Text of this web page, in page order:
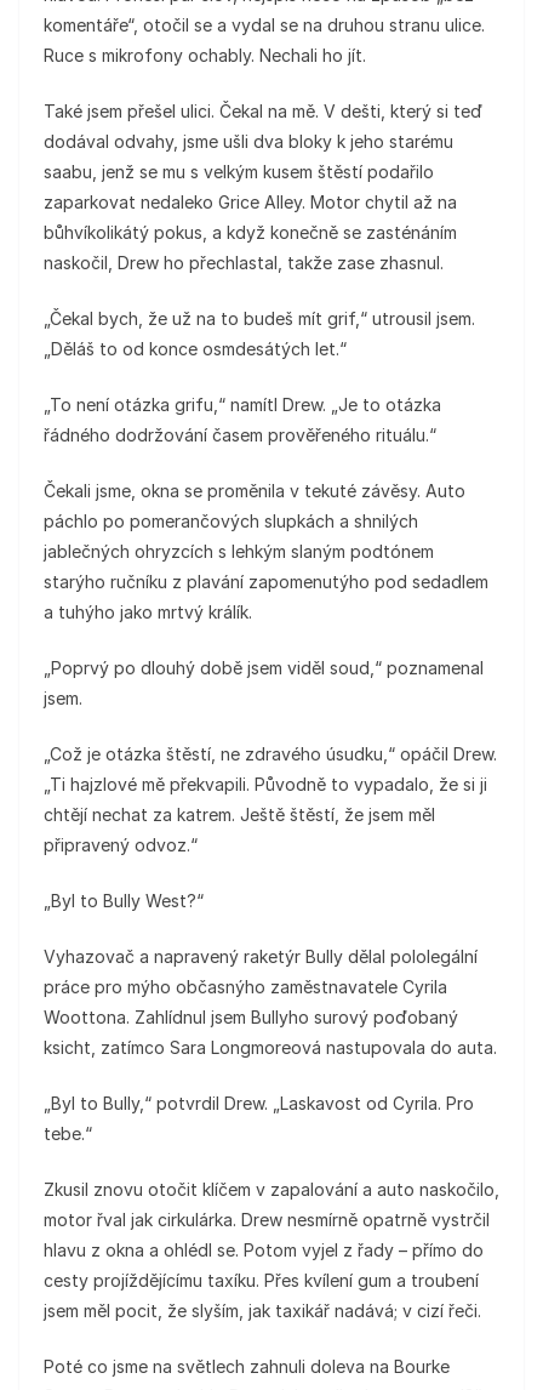
komentáře“, otočil se a vydal se na druhou stranu ulice.
Ruce s mikrofony ochably. Nechali ho jít.
Také jsem přešel ulici. Čekal na mě. V dešti, který si teď
dodával odvahy, jsme ušli dva bloky k jeho starému
saabu, jenž se mu s velkým kusem štěstí podařilo
zaparkovat nedaleko Grice Alley. Motor chytil až na
bůhvíkolikátý pokus, a když konečně se zasténáním
naskočil, Drew ho přechlastal, takže zase zhasnul.
„Čekal bych, že už na to budeš mít grif,“ utrousil jsem.
„Děláš to od konce osmdesátých let.“
„To není otázka grifu,“ namítl Drew. „Je to otázka
řádného dodržování časem prověřeného rituálu.“
Čekali jsme, okna se proměnila v tekuté závěsy. Auto
páchlo po pomerančových slupkách a shnilých
jablečných ohryzcích s lehkým slaným podtónem
starýho ručníku z plavání zapomenutýho pod sedadlem
a tuhýho jako mrtvý králík.
„Poprvý po dlouhý době jsem viděl soud,“ poznamenal
jsem.
„Což je otázka štěstí, ne zdravého úsudku,“ opáčil Drew.
„Ti hajzlové mě překvapili. Původně to vypadalo, že si ji
chtějí nechat za katrem. Ještě štěstí, že jsem měl
připravený odvoz.“
„Byl to Bully West?“
Vyhazovač a napravený raketýr Bully dělal pololegální
práce pro mýho občasnýho zaměstnavatele Cyrila
Woottona. Zahlídnul jsem Bullyho surový poďobaný
ksicht, zatímco Sara Longmoreová nastupovala do auta.
„Byl to Bully,“ potvrdil Drew. „Laskavost od Cyrila. Pro
tebe.“
Zkusil znovu otočit klíčem v zapalování a auto naskočilo,
motor řval jak cirkulárka. Drew nesmírně opatrně vystrčil
hlavu z okna a ohlédl se. Potom vyjel z řady – přímo do
cesty projíždějícímu taxíku. Přes kvílení gum a troubení
jsem měl pocit, že slyším, jak taxikář nadává; v cizí řeči.
Poté co jsme na světlech zahnuli doleva na Bourke